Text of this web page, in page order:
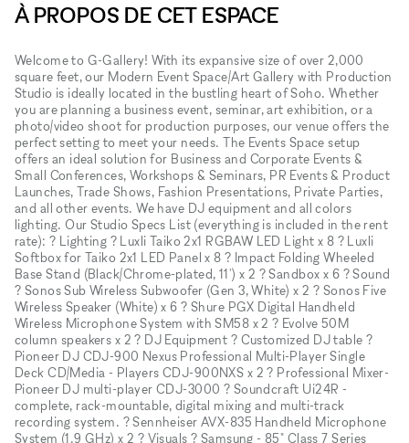
À PROPOS DE CET ESPACE
Welcome to G-Gallery! With its expansive size of over 2,000
square feet, our Modern Event Space/Art Gallery with Production
Studio is ideally located in the bustling heart of Soho. Whether
you are planning a business event, seminar, art exhibition, or a
photo/video shoot for production purposes, our venue offers the
perfect setting to meet your needs. The Events Space setup
offers an ideal solution for Business and Corporate Events &
Small Conferences, Workshops & Seminars, PR Events & Product
Launches, Trade Shows, Fashion Presentations, Private Parties,
and all other events. We have DJ equipment and all colors
lighting. Our Studio Specs List (everything is included in the rent
rate): ? Lighting ? Luxli Taiko 2x1 RGBAW LED Light x 8 ? Luxli
Softbox for Taiko 2x1 LED Panel x 8 ? Impact Folding Wheeled
Base Stand (Black/Chrome-plated, 11') x 2 ? Sandbox x 6 ? Sound
? Sonos Sub Wireless Subwoofer (Gen 3, White) x 2 ? Sonos Five
Wireless Speaker (White) x 6 ? Shure PGX Digital Handheld
Wireless Microphone System with SM58 x 2 ? Evolve 50M
column speakers x 2 ? DJ Equipment ? Customized DJ table ?
Pioneer DJ CDJ-900 Nexus Professional Multi-Player Single
Deck CD/Media - Players CDJ-900NXS x 2 ? Professional Mixer-
Pioneer DJ multi-player CDJ-3000 ? Soundcraft Ui24R -
complete, rack-mountable, digital mixing and multi-track
recording system. ? Sennheiser AVX-835 Handheld Microphone
System (1.9 GHz) x 2 ? Visuals ? Samsung - 85" Class 7 Series